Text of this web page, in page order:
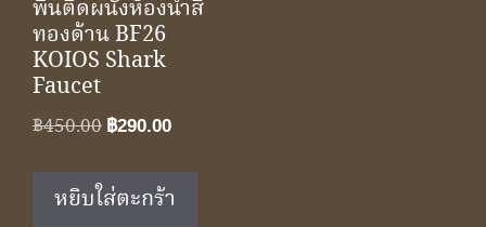
พื้นติดผนังห้องน้ำสี
ทองด้าน BF26
KOIOS Shark
Faucet
฿450.00Original
was:
฿450.00.
฿290.00Current
฿290.00.
หยิบใส่ตะกร้า